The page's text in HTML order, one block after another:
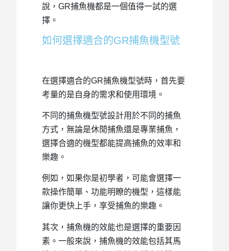
說，GR捕魚機都是一個值得一試的選
擇。
如何選擇適合的GR捕魚機型號
在選擇適合的GR捕魚機型號時，首先要
考量的是自身的需求和使用環境。
不同的捕魚機型號設計用於不同的捕魚
方式，無論是休閒捕魚還是專業捕魚，
選擇合適的機型都能提高捕魚的效率和
樂趣。
例如，如果你是初學者，可能會選擇一
款操作簡單、功能明瞭的機型，這樣能
讓你更快上手，享受捕魚的樂趣。
其次，捕魚機的效能也是選擇的重要因
素。一般來說，捕魚機的效能包括其馬